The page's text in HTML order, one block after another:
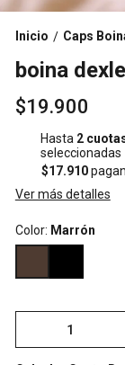
Inicio / Caps
boina
$19.900
Hasta 2
seleccionadas
$17.910
Ver más detalles
Color: Marrón